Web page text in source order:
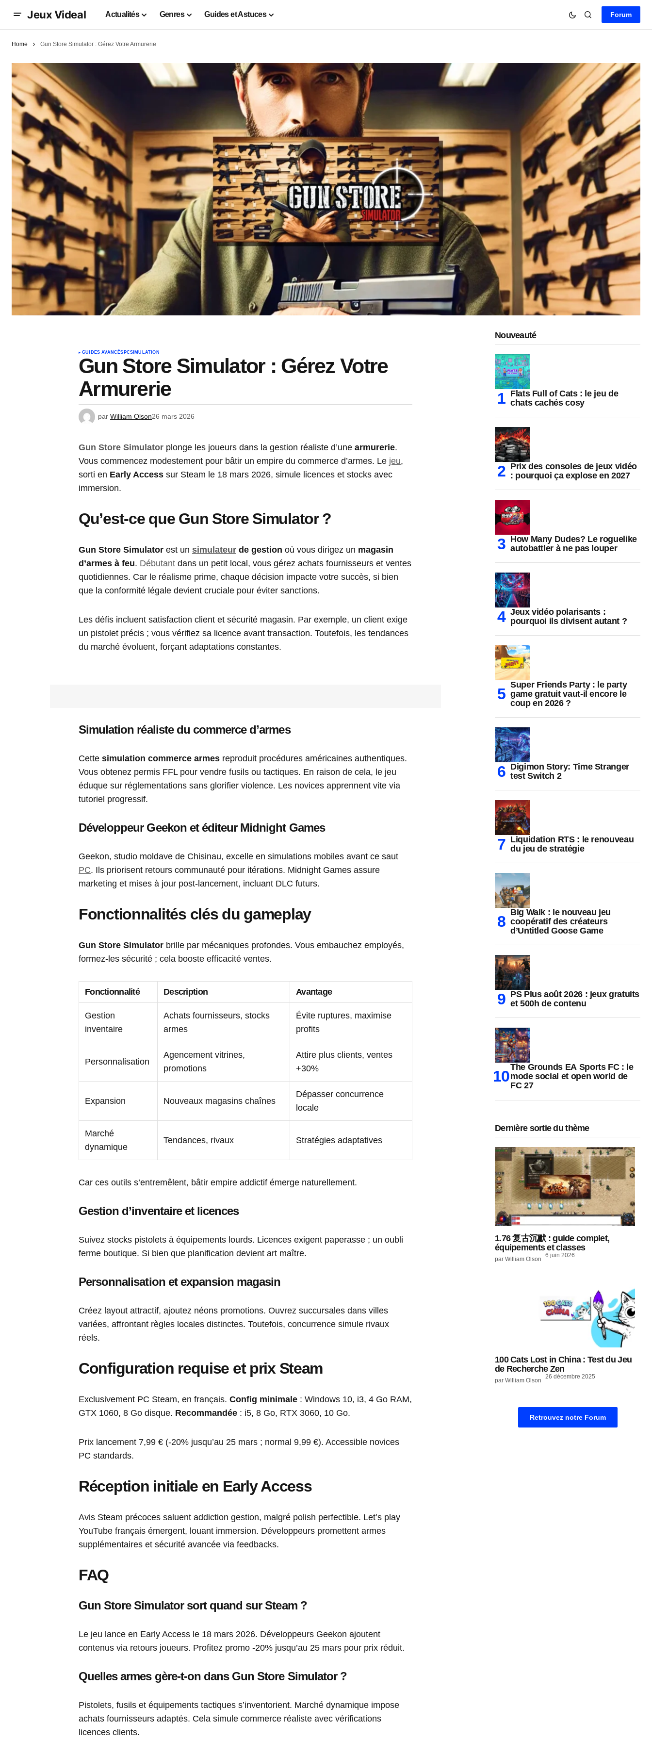
Jeux Videal Actualités Genres Guides et Astuces Forum
Home Gun Store Simulator : Gérez Votre Armurerie
GUIDES AVANCÉS PCSIMULATION
Gun Store Simulator : Gérez Votre
Armurerie
par William Olson26 mars 2026
Gun Store Simulator plonge les joueurs dans la gestion réaliste d’une armurerie.
Vous commencez modestement pour bâtir un empire du commerce d’armes. Le jeu,
sorti en Early Access sur Steam le 18 mars 2026, simule licences et stocks avec
immersion.
Qu’est-ce que Gun Store Simulator ?
Gun Store Simulator est un simulateur de gestion où vous dirigez un magasin
d’armes à feu. Débutant dans un petit local, vous gérez achats fournisseurs et ventes
quotidiennes. Car le réalisme prime, chaque décision impacte votre succès, si bien
que la conformité légale devient cruciale pour éviter sanctions.
Les défis incluent satisfaction client et sécurité magasin. Par exemple, un client exige
un pistolet précis ; vous vérifiez sa licence avant transaction. Toutefois, les tendances
du marché évoluent, forçant adaptations constantes.
Simulation réaliste du commerce d’armes
Cette simulation commerce armes reproduit procédures américaines authentiques.
Vous obtenez permis FFL pour vendre fusils ou tactiques. En raison de cela, le jeu
éduque sur réglementations sans glorifier violence. Les novices apprennent vite via
tutoriel progressif.
Développeur Geekon et éditeur Midnight Games
Geekon, studio moldave de Chisinau, excelle en simulations mobiles avant ce saut
PC. Ils priorisent retours communauté pour itérations. Midnight Games assure
marketing et mises à jour post-lancement, incluant DLC futurs.
Fonctionnalités clés du gameplay
Gun Store Simulator brille par mécaniques profondes. Vous embauchez employés,
formez-les sécurité ; cela booste efficacité ventes.
Fonctionnalité Description Avantage
Gestion
inventaire
Achats fournisseurs, stocks
armes
Évite ruptures, maximise
profits
Personnalisation
Agencement vitrines,
promotions
Attire plus clients, ventes
+30%
Expansion Nouveaux magasins chaînes
Dépasser concurrence
locale
Marché
dynamique
Tendances, rivaux Stratégies adaptatives
Car ces outils s’entremêlent, bâtir empire addictif émerge naturellement.
Gestion d’inventaire et licences
Suivez stocks pistolets à équipements lourds. Licences exigent paperasse ; un oubli
ferme boutique. Si bien que planification devient art maître.
Personnalisation et expansion magasin
Créez layout attractif, ajoutez néons promotions. Ouvrez succursales dans villes
variées, affrontant règles locales distinctes. Toutefois, concurrence simule rivaux
réels.
Configuration requise et prix Steam
Exclusivement PC Steam, en français. Config minimale : Windows 10, i3, 4 Go RAM,
GTX 1060, 8 Go disque. Recommandée : i5, 8 Go, RTX 3060, 10 Go.
Prix lancement 7,99 € (-20% jusqu’au 25 mars ; normal 9,99 €). Accessible novices
PC standards.
Réception initiale en Early Access
Avis Steam précoces saluent addiction gestion, malgré polish perfectible. Let’s play
YouTube français émergent, louant immersion. Développeurs promettent armes
supplémentaires et sécurité avancée via feedbacks.
FAQ
Gun Store Simulator sort quand sur Steam ?
Le jeu lance en Early Access le 18 mars 2026. Développeurs Geekon ajoutent
contenus via retours joueurs. Profitez promo -20% jusqu’au 25 mars pour prix réduit.
Quelles armes gère-t-on dans Gun Store Simulator ?
Pistolets, fusils et équipements tactiques s’inventorient. Marché dynamique impose
achats fournisseurs adaptés. Cela simule commerce réaliste avec vérifications
licences clients.
Nouveauté
Flats Full of Cats : le jeu de
chats cachés cosy
Prix des consoles de jeux vidéo
: pourquoi ça explose en 2027
How Many Dudes? Le roguelike
autobattler à ne pas louper
Jeux vidéo polarisants :
pourquoi ils divisent autant ?
Super Friends Party : le party
game gratuit vaut-il encore le
coup en 2026 ?
Digimon Story: Time Stranger
test Switch 2
Liquidation RTS : le renouveau
du jeu de stratégie
Big Walk : le nouveau jeu
coopératif des créateurs
d’Untitled Goose Game
PS Plus août 2026 : jeux gratuits
et 500h de contenu
The Grounds EA Sports FC : le
mode social et open world de
FC 27
Dernière sortie du thème
1.76 复古沉默 : guide complet,
équipements et classes
par William Olson
6 juin 2026
100 Cats Lost in China : Test du Jeu
de Recherche Zen
par William Olson
26 décembre 2025
Retrouvez notre Forum